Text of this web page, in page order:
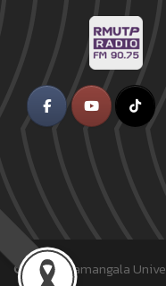
© 2018 Rajamangala